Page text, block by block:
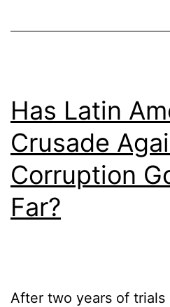
Has Latin
Crusade
Corruption
Far?
After two years of trials